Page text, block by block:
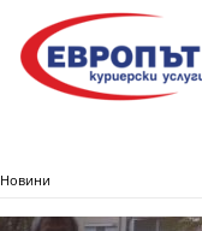
Новини